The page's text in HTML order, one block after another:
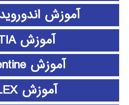
آموزش اندوروید android
آموزش CATIA
آموزش clementine
آموزش CPLEX